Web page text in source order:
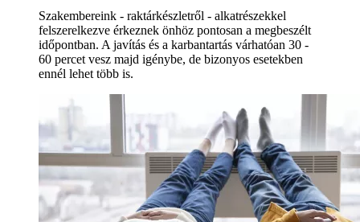
Szakembereink - raktárkészletről - alkatrészekkel
felszerelkezve érkeznek önhöz pontosan a megbeszélt
időpontban. A javítás és a karbantartás várhatóan 30 -
60 percet vesz majd igénybe, de bizonyos esetekben
ennél lehet több is.